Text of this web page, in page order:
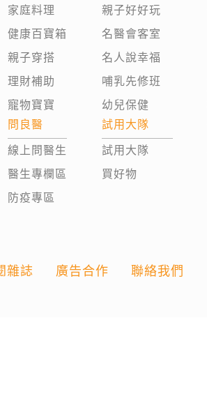
家庭料理
健康百寶箱
親子穿搭
理財補助
寵物寶寶
問良醫
線上問醫生
醫生專欄區
防疫專區
親子好好玩
名醫會客室
名人說幸福
哺乳先修班
幼兒保健
試用大隊
試用大隊
買好物
雜誌 廣告合作 聯絡我們